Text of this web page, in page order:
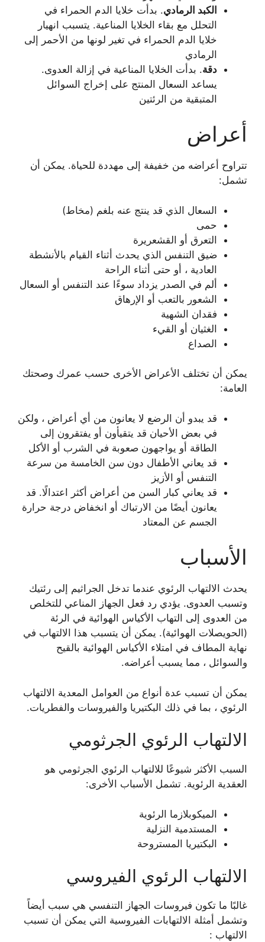
الكبد الرمادي. بدأت خلايا الدم الحمراء في
التحلل مع بقاء الخلايا المناعية. يتسبب انهيار
خلايا الدم الحمراء في تغير لونها من الأحمر إلى
الرمادي
دقة. بدأت الخلايا المناعية في إزالة العدوى.
يساعد السعال المنتج على إخراج السوائل
المتبقية من الرئتين
أعراض
تتراوح أعراضه من خفيفة إلى مهددة للحياة. يمكن أن
تشمل:
السعال الذي قد ينتج عنه بلغم (مخاط)
حمى
التعرق أو القشعريرة
ضيق التنفس الذي يحدث أثناء القيام بالأنشطة
العادية ، أو حتى أثناء الراحة
ألم في الصدر يزداد سوءًا عند التنفس أو السعال
الشعور بالتعب أو الإرهاق
فقدان الشهية
الغثيان أو القيء
الصداع
يمكن أن تختلف الأعراض الأخرى حسب عمرك وصحتك
العامة:
قد يبدو أن الرضع لا يعانون من أي أعراض ، ولكن
في بعض الأحيان قد يتقيأون أو يفتقرون إلى
الطاقة أو يواجهون صعوبة في الشرب أو الأكل
قد يعاني الأطفال دون سن الخامسة من سرعة
التنفس أو الأزيز
قد يعاني كبار السن من أعراض أكثر اعتدالًا. قد
يعانون أيضًا من الارتباك أو انخفاض درجة حرارة
الجسم عن المعتاد
الأسباب
يحدث الالتهاب الرئوي عندما تدخل الجراثيم إلى رئتيك
وتسبب العدوى. يؤدي رد فعل الجهاز المناعي للتخلص
من العدوى إلى التهاب الأكياس الهوائية في الرئة
(الحويصلات الهوائية). يمكن أن يتسبب هذا الالتهاب في
نهاية المطاف في امتلاء الأكياس الهوائية بالقيح
والسوائل ، مما يسبب أعراضه.
يمكن أن تسبب عدة أنواع من العوامل المعدية الالتهاب
الرئوي ، بما في ذلك البكتيريا والفيروسات والفطريات.
الالتهاب الرئوي الجرثومي
السبب الأكثر شيوعًا للالتهاب الرئوي الجرثومي هو
العقدية الرئوية. تشمل الأسباب الأخرى:
الميكوبلازما الرئوية
المستدمية النزلية
البكتيريا المستروحة
الالتهاب الرئوي الفيروسي
غالبًا ما تكون فيروسات الجهاز التنفسي هي سبب أيضاً
وتشمل أمثلة الالتهابات الفيروسية التي يمكن أن تسبب
الالتهاب :